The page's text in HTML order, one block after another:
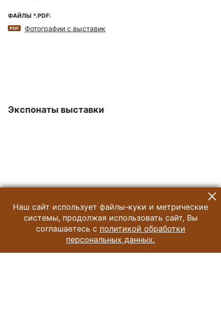
ФАЙЛЫ *.PDF:
Фотографии с выставик
Экспонаты выставки
Наш сайт использует файлы-куки и метрические
системы, продолжая использовать сайт, Вы
соглашаетесь с политикой обработки
персональных данных.